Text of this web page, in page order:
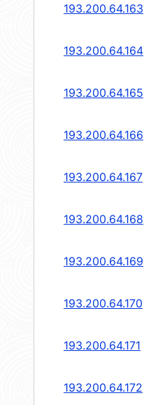
193.200.64.163
193.200.64.164
193.200.64.165
193.200.64.166
193.200.64.167
193.200.64.168
193.200.64.169
193.200.64.170
193.200.64.171
193.200.64.172